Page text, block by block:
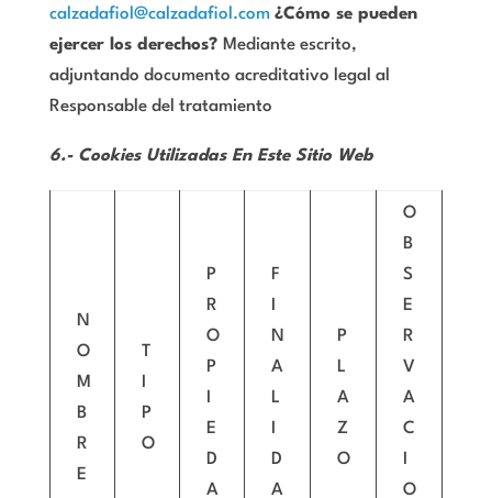
calzadafiol@calzadafiol.com ¿Cómo se pueden
ejercer los derechos? Mediante escrito,
adjuntando documento acreditativo legal al
Responsable del tratamiento
6.- Cookies Utilizadas En Este Sitio Web
N
O
M
B
R
E
T
P
O
P
R
O
P
E
D
A
F
N
A
L
D
A
P
L
A
Z
O
O
B
S
E
R
V
A
C
O